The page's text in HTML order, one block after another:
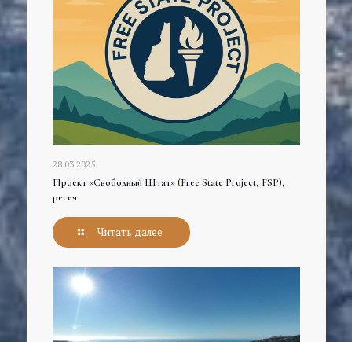
28.03.2025
Проект «Свободный Штат» (Free State Project, FSP),
ресеч
Читать далее